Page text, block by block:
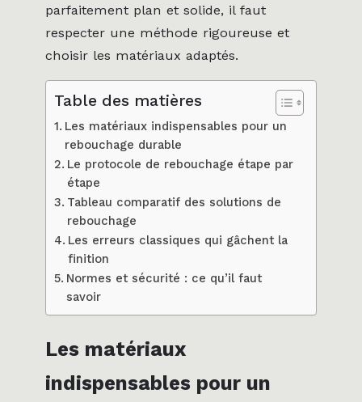
parfaitement plan et solide, il faut
respecter une méthode rigoureuse et
choisir les matériaux adaptés.
Table des matières
Les matériaux indispensables pour un
rebouchage durable
Le protocole de rebouchage étape par
étape
Tableau comparatif des solutions de
rebouchage
Les erreurs classiques qui gâchent la
finition
Normes et sécurité : ce qu’il faut
savoir
Les matériaux
indispensables pour un